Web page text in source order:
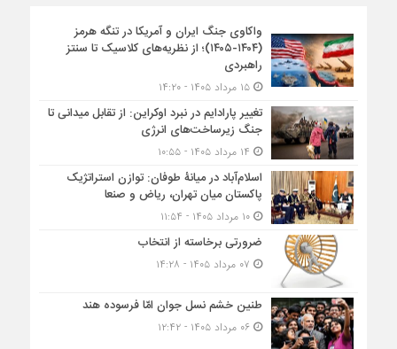
واکاوی جنگ ایران و آمریکا در تنگه هرمز
(۱۴۰۴-۱۴۰۵)؛ از نظریه‌های کلاسیک تا سنتز
راهبردی
۱۵ مرداد ۱۴۰۵ - ۱۴:۲۰
تغییر پارادایم در نبرد اوکراین: از تقابل میدانی تا
جنگ زیرساخت‌های انرژی
اسلام‌آباد در میانۀ طوفان: توازن استراتژیک
پاکستان میان تهران، ریاض و صنعا
۱۰ مرداد ۱۴۰۵ - ۱۱:۵۴
ضرورتی برخاسته از انتخاب
طنین خشم نسل جوان امّا فرسوده هند
۰۶ مرداد ۱۴۰۵ - ۱۲:۴۲